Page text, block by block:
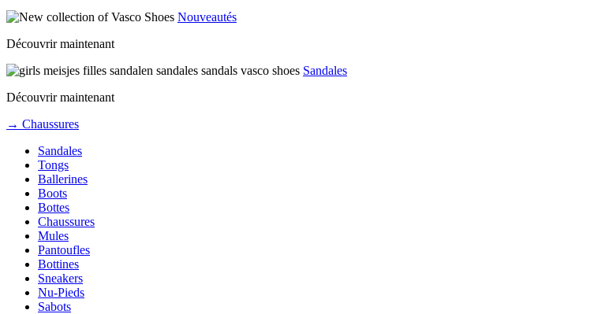
Nouveautés
Découvrir maintenant
Sandales
Découvrir maintenant
→ Chaussures
Sandales
Tongs
Ballerines
Boots
Bottes
Chaussures
Mules
Pantoufles
Bottines
Sneakers
Nu-Pieds
Sabots